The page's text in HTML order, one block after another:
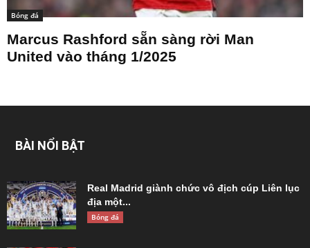
Bóng đá
Marcus Rashford sẵn sàng rời Man
United vào tháng 1/2025
BÀI NỔI BẬT
Real Madrid giành chức vô địch cúp Liên lục
địa một...
Bóng đá